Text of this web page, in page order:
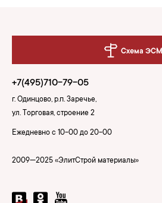
Схема ЭСМ
+7(495)710-79-05
г. Одинцово, р.п. Заречье,
ул. Торговая, строение 2
Ежедневно с 10-00 до 20-00
2009—2025 «ЭлитСтрой материалы»